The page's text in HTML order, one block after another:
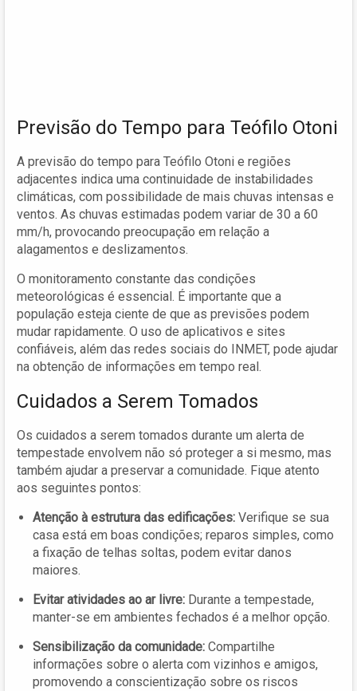
Previsão do Tempo para Teófilo Otoni
A previsão do tempo para Teófilo Otoni e regiões
adjacentes indica uma continuidade de instabilidades
climáticas, com possibilidade de mais chuvas intensas e
ventos. As chuvas estimadas podem variar de 30 a 60
mm/h, provocando preocupação em relação a
alagamentos e deslizamentos.
O monitoramento constante das condições
meteorológicas é essencial. É importante que a
população esteja ciente de que as previsões podem
mudar rapidamente. O uso de aplicativos e sites
confiáveis, além das redes sociais do INMET, pode ajudar
na obtenção de informações em tempo real.
Cuidados a Serem Tomados
Os cuidados a serem tomados durante um alerta de
tempestade envolvem não só proteger a si mesmo, mas
também ajudar a preservar a comunidade. Fique atento
aos seguintes pontos:
Atenção à estrutura das edificações: Verifique se sua
casa está em boas condições; reparos simples, como
a fixação de telhas soltas, podem evitar danos
maiores.
Evitar atividades ao ar livre: Durante a tempestade,
manter-se em ambientes fechados é a melhor opção.
Sensibilização da comunidade: Compartilhe
informações sobre o alerta com vizinhos e amigos,
promovendo a conscientização sobre os riscos